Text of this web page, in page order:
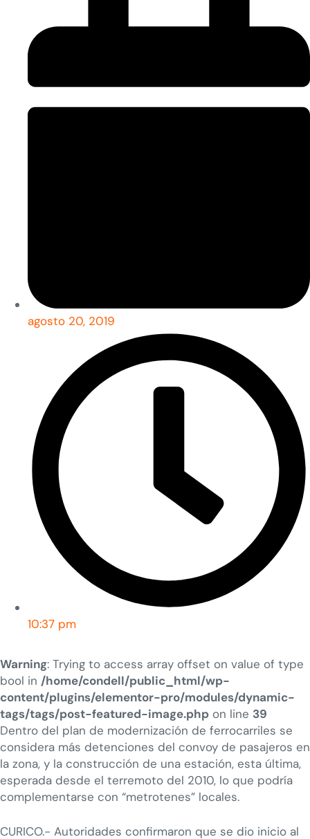
agosto 20, 2019
10:37 pm
Warning: Trying to access array offset on value of type
bool in /home/condell/public_html/wp-
content/plugins/elementor-pro/modules/dynamic-
tags/tags/post-featured-image.php on line 39
Dentro del plan de modernización de ferrocarriles se
considera más detenciones del convoy de pasajeros en
la zona, y la construcción de una estación, esta última,
esperada desde el terremoto del 2010, lo que podría
complementarse con “metrotenes” locales.
CURICO.- Autoridades confirmaron que se dio inicio al